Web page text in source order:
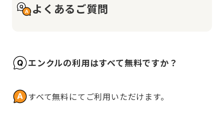
よくあるご質問
エンクルの利用はすべて無料ですか？
すべて無料にてご利用いただけます。